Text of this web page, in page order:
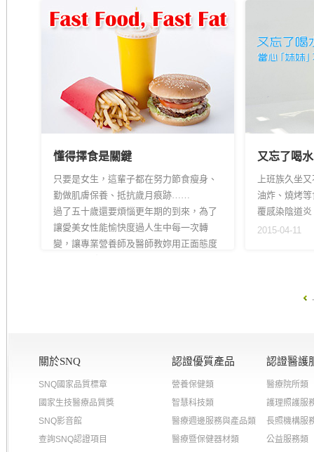
懂得擇食是關鍵
只要是女生，這輩子都在努力節食瘦身、
勤做肌膚保養、抵抗歲月痕跡……
過了五十歲還要煩惱更年期的到來，為了
讓愛美女性能愉快度過人生中每一次轉
變，讓專業營養師及醫師教妳用正面態度
又忘了喝
上班族久坐
油炸、燒烤
覆感染陰道
2015-04-11
關於SNQ
SNQ國家品質標章
國家生技醫療品質獎
SNQ影音館
查詢SNQ認證項目
認證優質產品
營養保健類
智慧科技類
醫療週邊服務與產品類
醫療暨保健器材類
認證醫護
醫療院所類
護理照護服
長照機構服
公益服務類